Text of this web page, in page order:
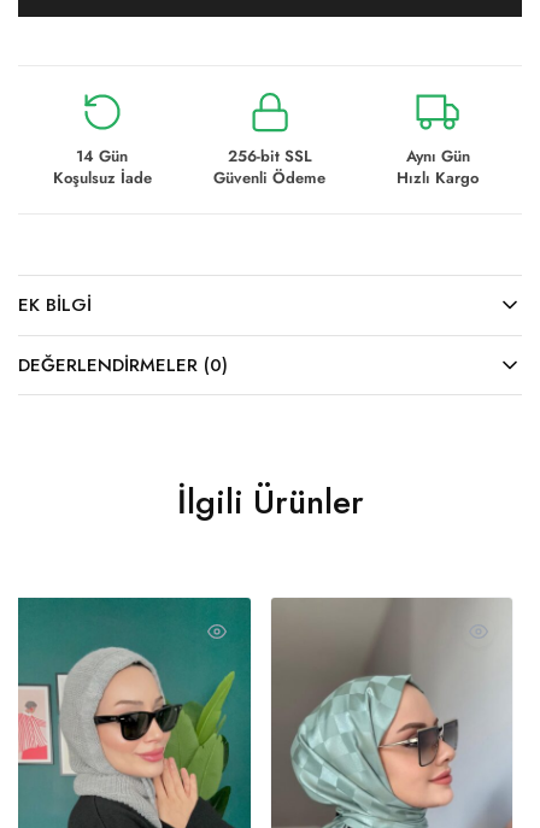
14 Gün
Koşulsuz İade
256-bit SSL
Güvenli Ödeme
Aynı Gün
Hızlı Kargo
EK BILGI
DEĞERLENDIRMELER (0)
İlgili Ürünler